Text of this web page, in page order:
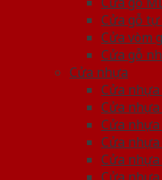
Cửa gỗ
Cửa vòm
Cửa gỗ
Cửa nhựa
Cửa nhựa
Cửa nhựa
Cửa
Cửa
Cửa
Cửa nhựa